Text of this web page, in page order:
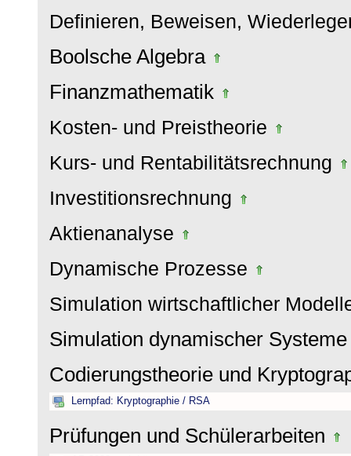
Definieren, Beweisen,
Boolsche Algebra
Finanzmathematik
Kosten- und Preistheorie
Kurs- und Rentabilitätsrechnung
Investitionsrechnung
Aktienanalyse
Dynamische Prozesse
Simulation wirtschaftlicher
Simulation dynamischer
Codierungstheorie und
Lernpfad: Kryptographie / RSA
Prüfungen und Schülerarbeiten